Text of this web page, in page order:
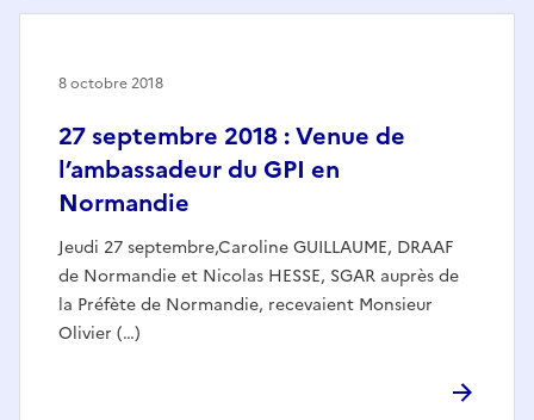
27 septembre 2018 : Venue de
l’ambassadeur du GPI en
Normandie
Jeudi 27 septembre,Caroline GUILLAUME, DRAAF
de Normandie et Nicolas HESSE, SGAR auprès de
la Préfète de Normandie, recevaient Monsieur
Olivier (…)
8 octobre 2018